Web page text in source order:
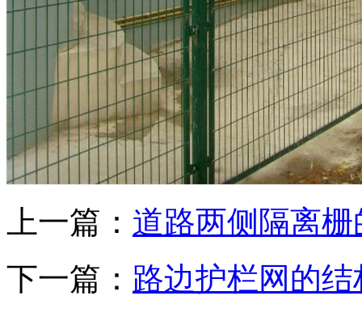
上一篇： 道路两侧隔离
下一篇： 路边护栏网的